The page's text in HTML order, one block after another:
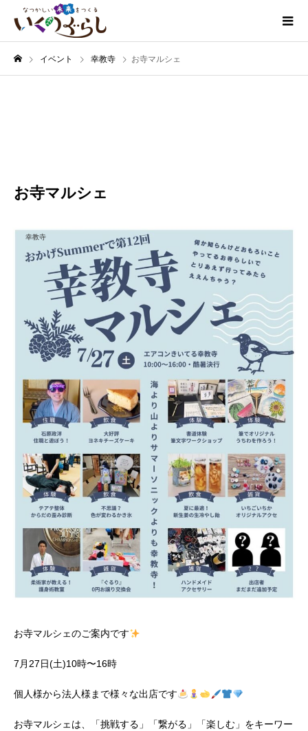
イベント 幸教寺 お寺マルシェ
お寺マルシェ
幸教寺
お寺マルシェのご案内です
7月27日(土)10時〜16時
個人様から法人様まで様々な出店です
お寺マルシェは、「挑戦する」「繋がる」「楽しむ」をキーワー